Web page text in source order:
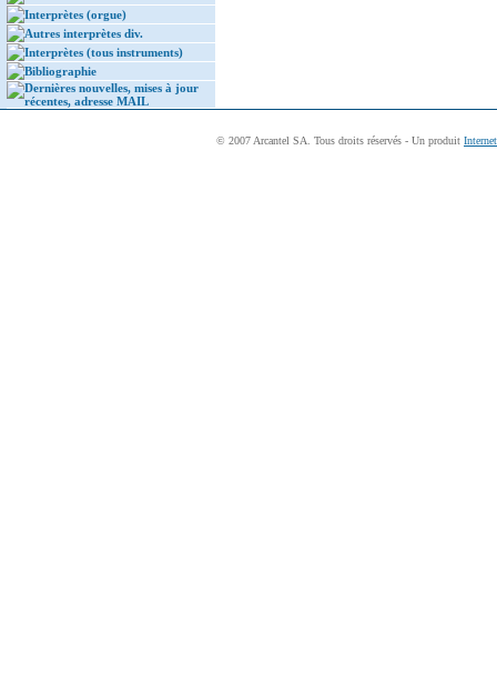
Interprètes (orgue)
Autres interprètes div.
Interprètes (tous instruments)
Bibliographie
Dernières nouvelles, mises à jour
récentes, adresse MAIL
© 2007 Arcantel SA. Tous droits réservés - Un produit